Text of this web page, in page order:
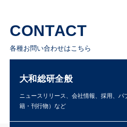
CONTACT
各種お問い合わせはこちら
大和総研全般
ニュースリリース、会社情報、採用、パ
籍・刊行物）など